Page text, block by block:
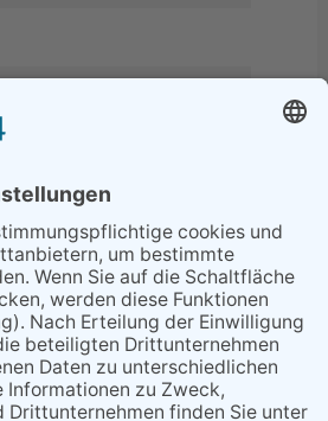
Sperrung B455: Kleiner
Grenzverkehr statt weite Wege
Wenn Bahn-Computer nicht
miteinander kommunizieren
"Plakatverbot für überregionale
Demos"
Gelbe Tonne – Ein kleiner Blick
über den Tellerand